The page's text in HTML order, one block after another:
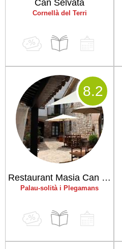
Can Selvatà
Cornellà del Terri
Restaurant Masia Can Duran
Palau-solità i Plegamans
8.2